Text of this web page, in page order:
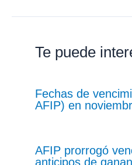
Te puede
Fechas de
AFIP) en
AFIP prorrogó
anticipos de